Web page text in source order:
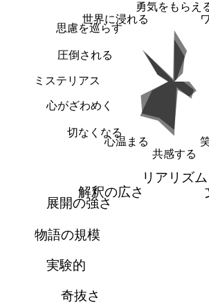
勇気をもらえ
共感する
心温まる
切なくなる
心がざわめく
ミステリアス
圧倒される
思慮を巡らす
世界に浸れる
リアリズム
奇抜さ
実験的
物語の規模
展開の強さ
解釈の広さ